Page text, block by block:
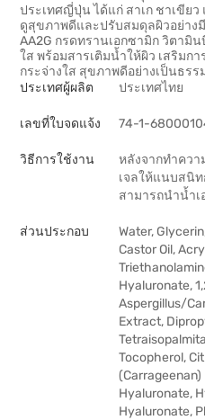
ประเทศญี่ปุ่น ได้แก่ สาเก ชาเขีย
ดูสุขภาพดีและปรับสมดุลผิวอย่าง
AA2G กรดทรานเอกซามิก วิตามิ
ใส พร้อมสารเติมน้ำให้ผิว เสริมก
กระจ่างใส สุขภาพดีอย่างเป็นธรร
ประเทศผู้ผลิต
ประเทศไทย
เลขที่ใบจดแจ้ง 74-1-
วิธีการใช้งาน
หลังจากทำคว
เจลให้แนบสนิ
สามารถนำน้ำ
ส่วนประกอบ
Water,
Castor Oil,
Hyaluronate,
Aspergillus/
Extract,
Tocopherol,
Hyaluronate,
Hyaluronate,